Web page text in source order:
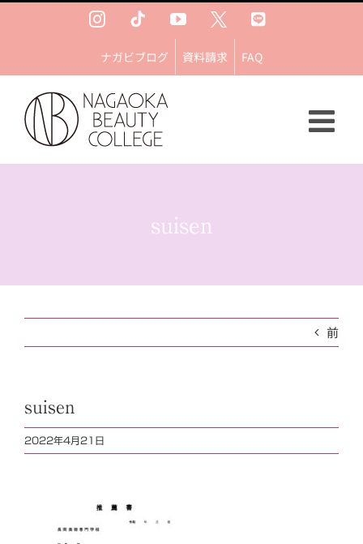
InstagramTiktokYouTube
Ｘ LINE
ナガビブログ 資料請求 FAQ
suisen
前
suisen
2022年4月21日